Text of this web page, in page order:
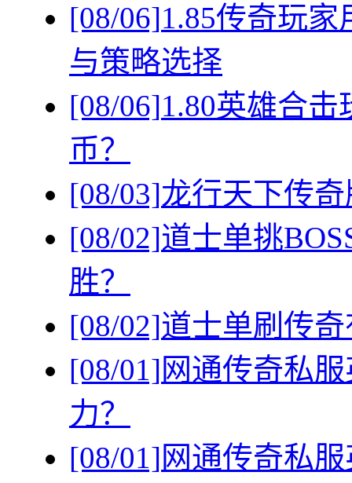
[08/06]1.85传奇玩
与策略选择
[08/06]1.80英雄合
币？
[08/03]龙行天下传
[08/02]道士单挑
胜？
[08/02]道士单刷传
[08/01]网通传奇私
力？
[08/01]网通传奇私